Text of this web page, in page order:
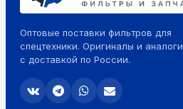
Оптовые поставки фильтров для
спецтехники. Оригиналы и аналоги
с доставкой по России.